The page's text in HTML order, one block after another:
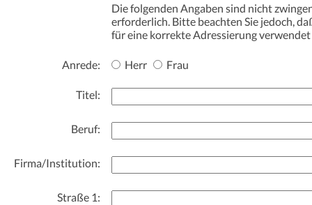
Die folgenden Angaben sind nicht
erforderlich. Bitte beachten Sie jedoch,
für eine korrekte Adressierung
Anrede: Herr Frau
Titel:
Beruf:
Firma/Institution:
Straße 1: